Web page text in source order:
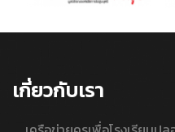
เกี่ยวกับเรา